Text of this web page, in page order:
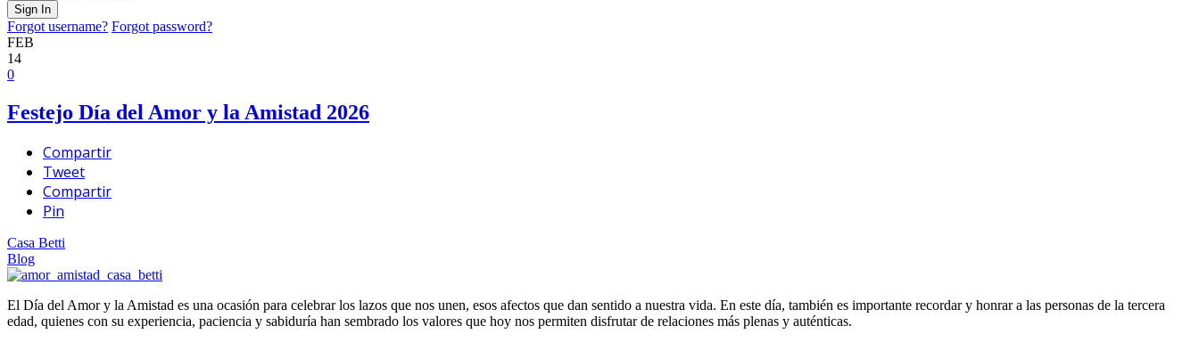
Sign In
Forgot username? Forgot password?
FEB
14
0
Festejo Día del Amor y la Amistad 2026
Compartir
Tweet
Compartir
Pin
Casa Betti
Blog
El Día del Amor y la Amistad es una ocasión para celebrar los lazos que nos unen, esos afectos que dan sentido a nuestra vida. En este día, también es importante recordar y honrar a las personas de la tercera
edad, quienes con su experiencia, paciencia y sabiduría han sembrado los valores que hoy nos permiten disfrutar de relaciones más plenas y auténticas.